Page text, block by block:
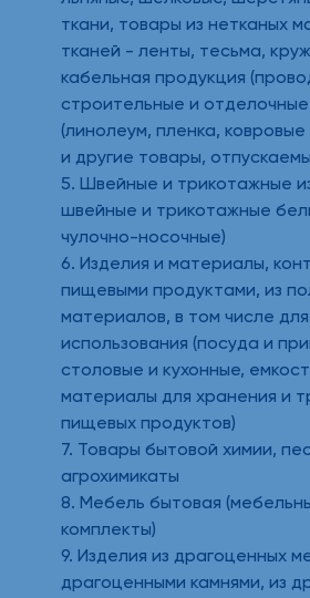
ткани, товары из нетканых
тканей - ленты, тесьма,
кабельная продукция
строительные и
(линолеум, пленка,
и другие товары,
5. Швейные и трикотажные
швейные и трикотажные
чулочно-носочные)
6. Изделия и материалы,
пищевыми продуктами, из
материалов, в том числе
использования (посуда и
столовые и кухонные,
материалы для хранения и
пищевых продуктов)
7. Товары бытовой химии,
агрохимикаты
8. Мебель бытовая
комплекты)
9. Изделия из драгоценных
драгоценными камнями, из